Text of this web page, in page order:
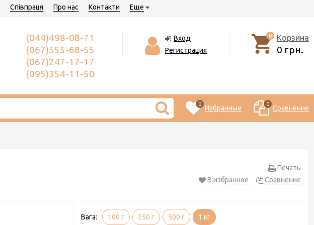
Співпраця Про нас Контакти Еще
(044)498-08-71
(067)555-68-55
(067)247-17-17
(095)354-11-50
Вход
Регистрация
0 Корзина
0 грн.
0 Избранные 0 Сравнение
Печать
В избранное Сравнение
Вага: 100 г 250 г 500 г 1 кг